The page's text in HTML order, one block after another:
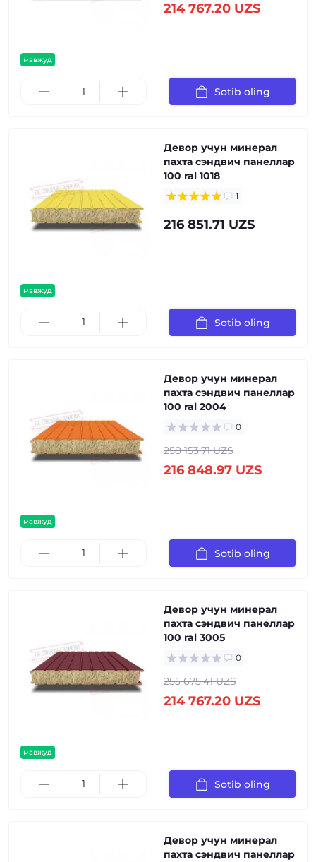
мавжуд
214 767.20 UZS
Sotib oling
мавжуд
Девор учун минерал
пахта сэндвич панеллар
100 ral 1018
1
216 851.71 UZS
Sotib oling
мавжуд
Девор учун минерал
пахта сэндвич панеллар
100 ral 2004
0
258 153.71 UZS
216 848.97 UZS
Sotib oling
мавжуд
Девор учун минерал
пахта сэндвич панеллар
100 ral 3005
0
255 675.41 UZS
214 767.20 UZS
Sotib oling
Девор учун минерал
пахта сэндвич панеллар